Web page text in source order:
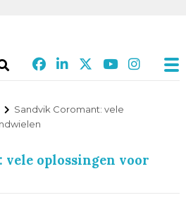
Sandvik Coromant: vele
vele oplossingen voor